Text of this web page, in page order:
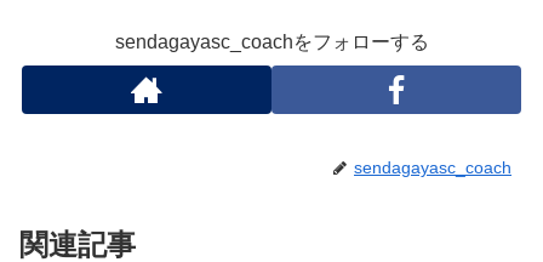
sendagayasc_coachをフォローする
sendagayasc_coach
関連記事